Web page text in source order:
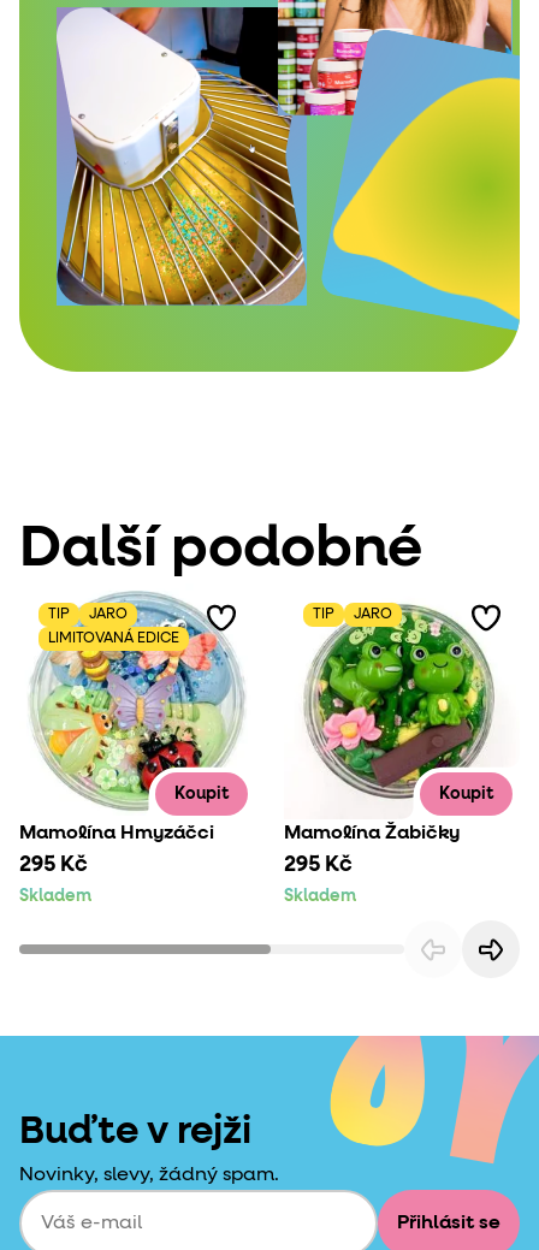
Další podobné
TIP
JARO
LIMITOVANÁ EDICE
Koupit
Mamolína Hmyzáčci
295 Kč
Skladem
TIP JARO
Koupit
Mamolína Žabičky
295 Kč
Skladem
Buďte v rejži
Novinky, slevy, žádný spam.
Přihlásit se